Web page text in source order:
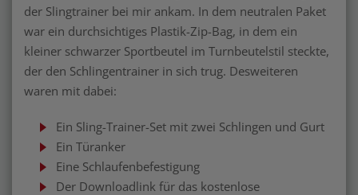
der Slingtrainer bei mir ankam. In dem neutralen Paket
war ein durchsichtiges Plastik-Zip-Bag, in dem ein
kleiner schwarzer Sportbeutel im Turnbeutelstil steckte,
der den Schlingentrainer in sich trug. Desweiteren
waren mit dabei:
Ein Sling-Trainer-Set mit zwei Schlingen und Gurt
Ein Türanker
Eine Schlaufenbefestigung
Der Downloadlink für das kostenlose